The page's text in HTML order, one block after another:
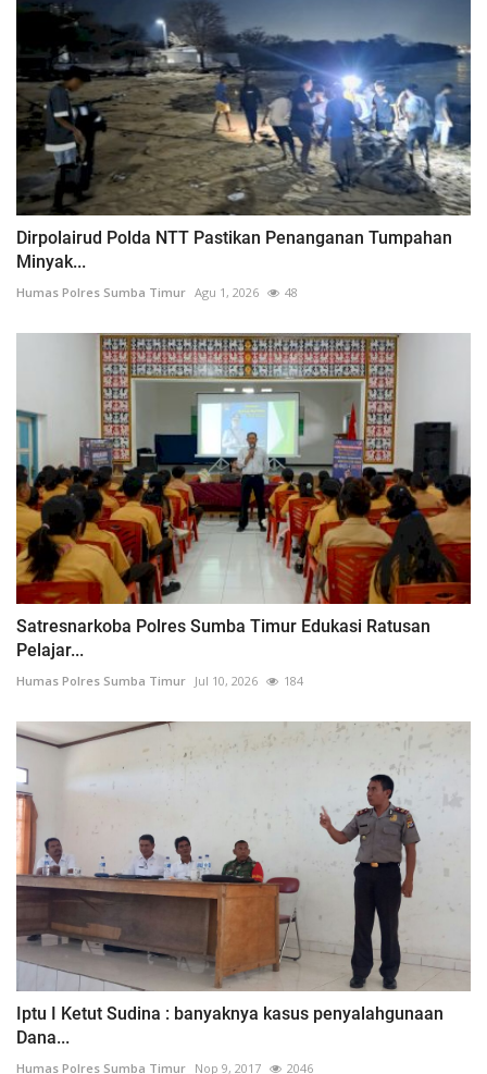
Dirpolairud Polda NTT Pastikan Penanganan Tumpahan
Minyak...
Humas Polres Sumba Timur Agu 1, 2026 48
Satresnarkoba Polres Sumba Timur Edukasi Ratusan
Pelajar...
Humas Polres Sumba Timur Jul 10, 2026 184
Iptu I Ketut Sudina : banyaknya kasus penyalahgunaan
Dana...
Humas Polres Sumba Timur Nop 9, 2017 2046